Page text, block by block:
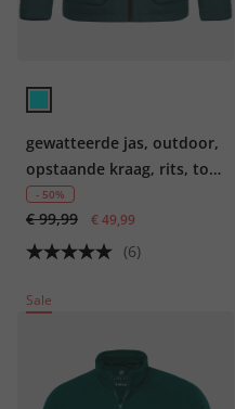
gewatteerde jas, outdoor,
opstaande kraag, rits, tot
8 XL
- 50%
€ 99,99 € 49,99
(6)
Sale